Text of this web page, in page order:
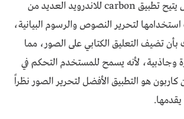
وليس هذا فحسب بل يتيح تطبيق carbon للاندرويد العديد من
استخدامها لتحرير النصوص والرسوم البيانية،
تضيف التعليق الكتابي على الصور، مما
وجاذبية، لأنه يسمح للمستخدم التحكم في
هو التطبيق الأفضل لتحرير الصور نظراً
يقدمها.